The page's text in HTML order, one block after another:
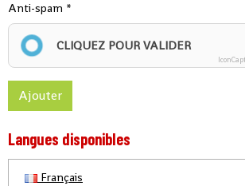
Anti-spam
CLIQUEZ POUR VALIDER
Ajouter
Langues disponibles
Français